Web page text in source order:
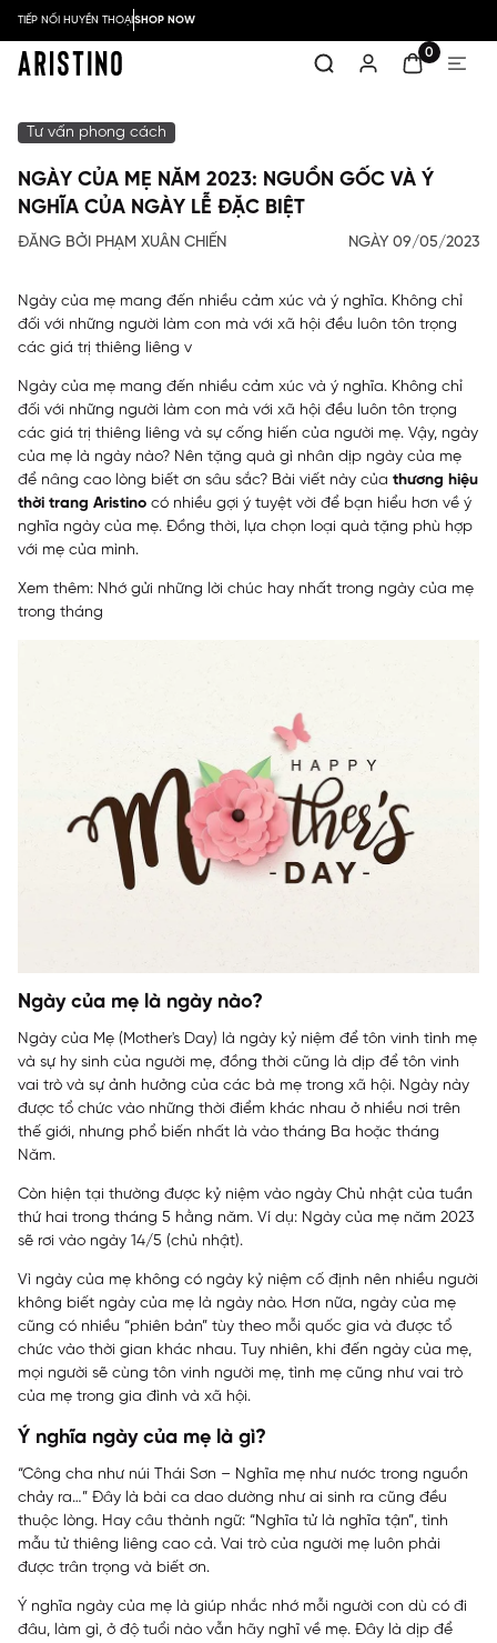
TIẾP NỐI HUYỀN THOẠISHOP NOW
0
Tư vấn phong cách
NGÀY CỦA MẸ NĂM 2023: NGUỒN GỐC VÀ Ý
NGHĨA CỦA NGÀY LỄ ĐẶC BIỆT
ĐĂNG BỞI PHẠM XUÂN CHIẾN NGÀY 09/05/2023
Ngày của mẹ mang đến nhiều cảm xúc và ý nghĩa. Không chỉ
đối với những người làm con mà với xã hội đều luôn tôn trọng
các giá trị thiêng liêng v
Ngày của mẹ mang đến nhiều cảm xúc và ý nghĩa. Không chỉ
đối với những người làm con mà với xã hội đều luôn tôn trọng
các giá trị thiêng liêng và sự cống hiến của người mẹ. Vậy, ngày
của mẹ là ngày nào? Nên tặng quà gì nhân dịp ngày của mẹ
để nâng cao lòng biết ơn sâu sắc? Bài viết này của thương hiệu
thời trang Aristino có nhiều gợi ý tuyệt vời để bạn hiểu hơn về ý
nghĩa ngày của mẹ. Đồng thời, lựa chọn loại quà tặng phù hợp
với mẹ của mình.
Xem thêm: Nhớ gửi những lời chúc hay nhất trong ngày của mẹ
trong tháng
Ngày của mẹ là ngày nào?
Ngày của Mẹ (Mother's Day) là ngày kỷ niệm để tôn vinh tình mẹ
và sự hy sinh của người mẹ, đồng thời cũng là dịp để tôn vinh
vai trò và sự ảnh hưởng của các bà mẹ trong xã hội. Ngày này
được tổ chức vào những thời điểm khác nhau ở nhiều nơi trên
thế giới, nhưng phổ biến nhất là vào tháng Ba hoặc tháng
Năm.
Còn hiện tại thường được kỷ niệm vào ngày Chủ nhật của tuần
thứ hai trong tháng 5 hằng năm. Ví dụ: Ngày của mẹ năm 2023
sẽ rơi vào ngày 14/5 (chủ nhật).
Vì ngày của mẹ không có ngày kỷ niệm cố định nên nhiều người
không biết ngày của mẹ là ngày nào. Hơn nữa, ngày của mẹ
cũng có nhiều “phiên bản” tùy theo mỗi quốc gia và được tổ
chức vào thời gian khác nhau. Tuy nhiên, khi đến ngày của mẹ,
mọi người sẽ cùng tôn vinh người mẹ, tình mẹ cũng như vai trò
của mẹ trong gia đình và xã hội.
Ý nghĩa ngày của mẹ là gì?
“Công cha như núi Thái Sơn – Nghĩa mẹ như nước trong nguồn
chảy ra…” Đây là bài ca dao dường như ai sinh ra cũng đều
thuộc lòng. Hay câu thành ngữ: “Nghĩa tử là nghĩa tận”, tình
mẫu tử thiêng liêng cao cả. Vai trò của người mẹ luôn phải
được trân trọng và biết ơn.
Ý nghĩa ngày của mẹ là giúp nhắc nhớ mỗi người con dù có đi
đâu, làm gì, ở độ tuổi nào vẫn hãy nghĩ về mẹ. Đây là dịp để